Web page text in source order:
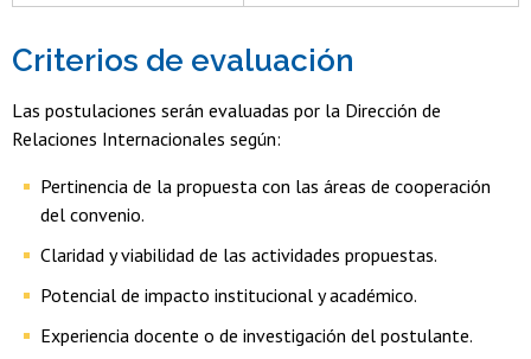
Criterios de evaluación
Las postulaciones serán evaluadas por la Dirección de
Relaciones Internacionales según:
Pertinencia de la propuesta con las áreas de cooperación
del convenio.
Claridad y viabilidad de las actividades propuestas.
Potencial de impacto institucional y académico.
Experiencia docente o de investigación del postulante.